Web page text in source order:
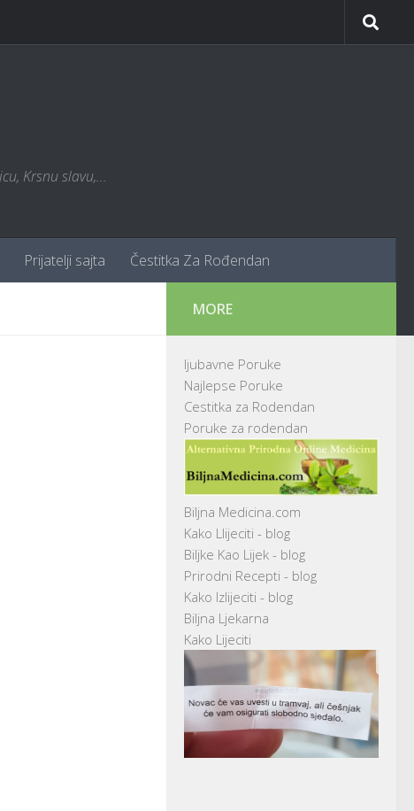
Krsnu slavu,...
Prijatelji sajta Čestitka Za Rođendan
MORE
ljubavne Poruke
Najlepse Poruke
Cestitka za Rodendan
Poruke za rodendan
Biljna Medicina.com
Kako Llijeciti - blog
Biljke Kao Lijek - blog
Prirodni Recepti - blog
Kako Izlijeciti - blog
Biljna Ljekarna
Kako Lijeciti